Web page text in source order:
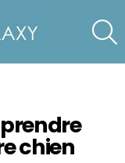
chien